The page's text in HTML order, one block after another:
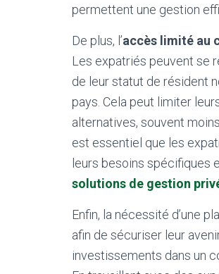
permettent une gestion
De plus, l’accès limité au
Les expatriés peuvent se
de leur statut de résident
pays. Cela peut limiter
alternatives, souvent
est essentiel que les
leurs besoins spécifiques
solutions de gestion
Enfin, la nécessité d’une
afin de sécuriser leur
investissements dans un